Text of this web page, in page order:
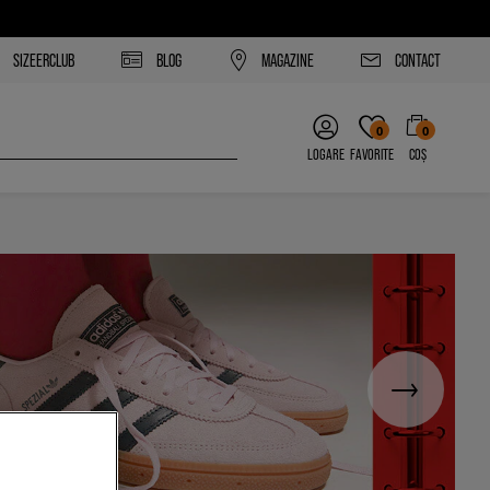
SIZEERCLUB BLOG MAGAZINE CONTACT
LOGARE
0
FAVORITE
0
COȘ